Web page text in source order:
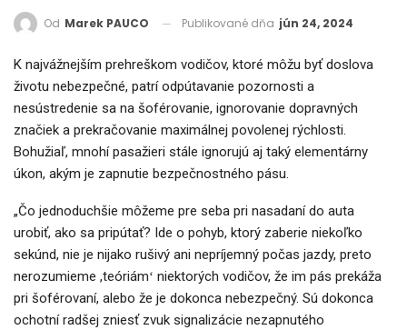
Od Marek PAUCO Publikované dňa jún 24, 2024
K najvážnejším prehreškom vodičov, ktoré môžu byť doslova
životu nebezpečné, patrí odpútavanie pozornosti a
nesústredenie sa na šoférovanie, ignorovanie dopravných
značiek a prekračovanie maximálnej povolenej rýchlosti.
Bohužiaľ, mnohí pasažieri stále ignorujú aj taký elementárny
úkon, akým je zapnutie bezpečnostného pásu.
„Čo jednoduchšie môžeme pre seba pri nasadaní do auta
urobiť, ako sa pripútať? Ide o pohyb, ktorý zaberie niekoľko
sekúnd, nie je nijako rušivý ani nepríjemný počas jazdy, preto
nerozumieme ,teóriámʻ niektorých vodičov, že im pás prekáža
pri šoférovaní, alebo že je dokonca nebezpečný. Sú dokonca
ochotní radšej zniesť zvuk signalizácie nezapnutého